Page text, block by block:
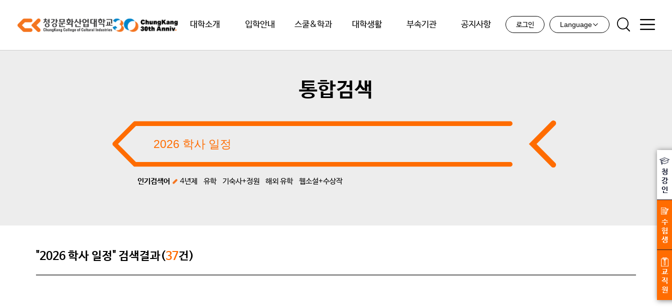
대학소개 입학안내 스쿨&학과 대학생활 부속기관 공지사항 로그인 Language
통합검색
인기검색어 4년제 유학 기숙사+정원 해외 유학 웹소설+수상작
"2026 학사 일정" 검색결과(37건)
청
강
인
수
험
생
교
직
원